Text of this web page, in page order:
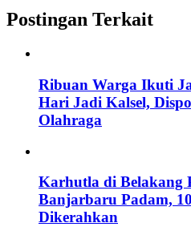
Postingan Terkait
Ribuan Warga Ikuti
Hari Jadi Kalsel,
Olahraga
Karhutla di Belakang
Banjarbaru Padam,
Dikerahkan